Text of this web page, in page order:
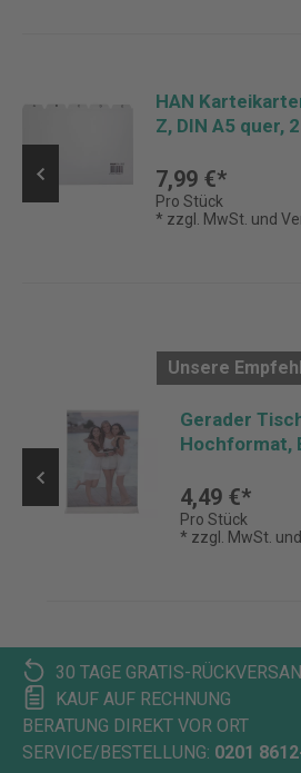
HAN
Z, DIN A5 quer,
7,99 €*
Pro Stück
* zzgl. MwSt. und
Unsere
Gerader
Hochformat,
4,49 €*
Pro Stück
* zzgl. MwSt.
30 TAGE GRATIS-
KAUF AUF RECHNUNG
BERATUNG DIREKT VOR ORT
SERVICE/BESTELLUNG: 0201